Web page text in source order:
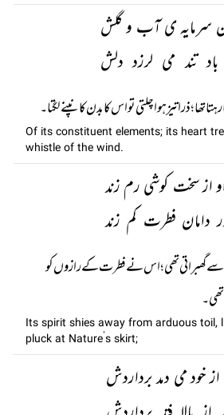
سرمایہ ی آب و گلش
تند می لرزد دلش
تھا؛ ذرا تیز ہوا چلتی تو اس کا بدن کانپنے لگتا۔
Of its constituent elements; its heart
whistle of the wind.
از سخت کوشی رم زند
دامان فطرت کم زند
گھبراتی تھی؛ اس نے فطرت کے رازوں کو
Its spirit shies away from arduous toil,
pluck at Nature’s skirt;
خود می دمد برداردش